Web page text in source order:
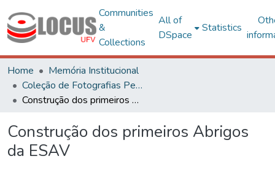
Communities
&
Collections
All of
DSpace
Statistics
Home
Memória Institucional
Coleção de Fotografias Peter Henry Rolfs
Construção dos primeiros Abrigos da ESAV
Construção dos primeiros Abrigos
da ESAV